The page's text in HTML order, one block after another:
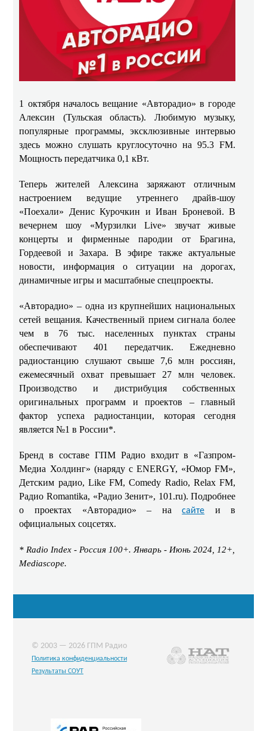
1 октября началось вещание «Авторадио» в городе
Алексин (Тульская область). Любимую музыку,
популярные программы, эксклюзивные интервью
здесь можно слушать круглосуточно на 95.3 FM.
Мощность передатчика 0,1 кВт.
Теперь жителей Алексина заряжают отличным
настроением ведущие утреннего драйв-шоу
«Поехали» Денис Курочкин и Иван Броневой. В
вечернем шоу «Мурзилки Live» звучат живые
концерты и фирменные пародии от Брагина,
Гордеевой и Захара. В эфире также актуальные
новости, информация о ситуации на дорогах,
динамичные игры и масштабные спецпроекты.
«Авторадио» – одна из крупнейших национальных
сетей вещания. Качественный прием сигнала более
чем в 76 тыс. населенных пунктах страны
обеспечивают 401 передатчик. Ежедневно
радиостанцию слушают свыше 7,6 млн россиян,
ежемесячный охват превышает 27 млн человек.
Производство и дистрибуция собственных
оригинальных программ и проектов – главный
фактор успеха радиостанции, которая сегодня
является №1 в России*.
Бренд в составе ГПМ Радио входит в «Газпром-
Медиа Холдинг» (наряду с ENERGY, «Юмор FM»,
Детским радио, Like FM, Comedy Radio, Relax FM,
Радио Romantika, «Радио Зенит», 101.ru). Подробнее
о проектах «Авторадио» – насайте и в
официальных соцсетях.
*Radio Index - Россия 100+. Январь - Июнь 2024, 12+,
Mediascope.
© 2003 — 2026 ГПМ Радио
Политика конфиденциальности
Результаты СОУТ